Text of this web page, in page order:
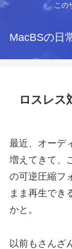
この
MacBSの日
ロスレス
最近、オーデ
増えてきて、
の可逆圧縮フ
まま再生でき
かと。
以前もさんざ